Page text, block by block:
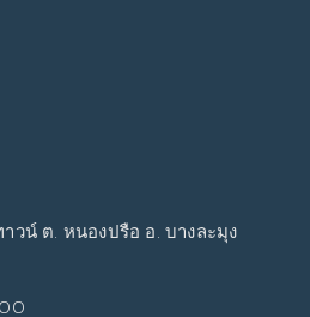
วน์ ต. หนองปรือ อ. บางละมุง